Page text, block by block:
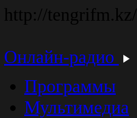
http://tengrifm.kz/
Онлайн-радио
Программы
Мультимедиа